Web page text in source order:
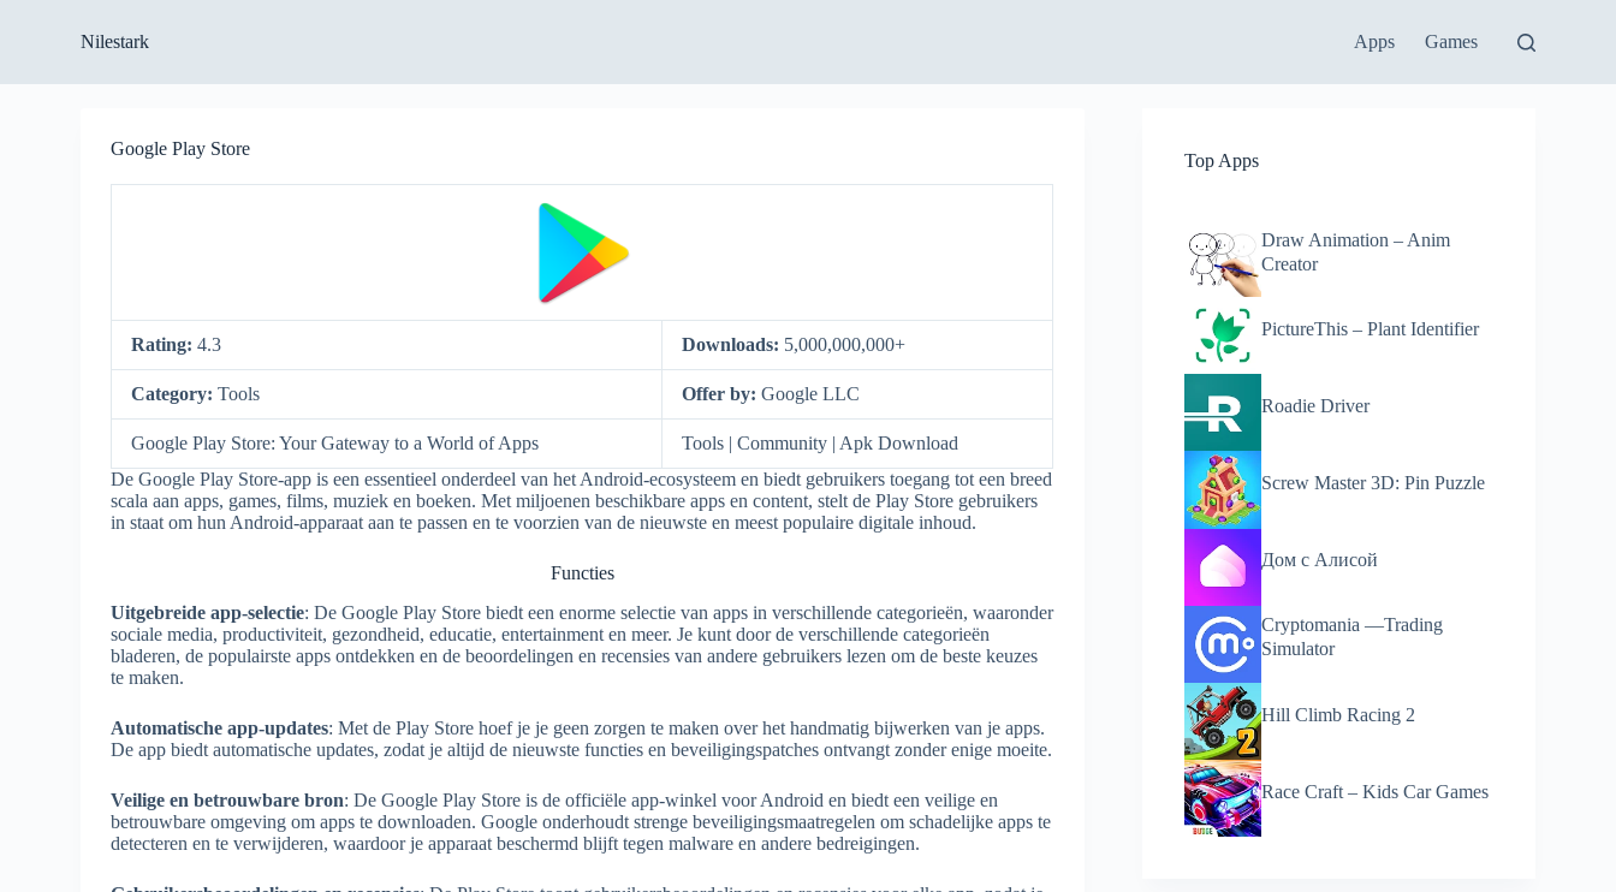
p
Nilestark Apps Games
Google Play Store
Rating:4.3 Downloads: 5,000,000,000+
Category:Tools Offer by:Google LLC
Google Play Store: Your Gateway to a World of Apps
Tools | Community | Apk Download
De Google Play Store-app is een essentieel onderdeel van het Android-ecosysteem en biedt gebruikers toegang tot een breed
scala aan apps, games, films, muziek en boeken. Met miljoenen beschikbare apps en content, stelt de Play Store gebruikers
in staat om hun Android-apparaat aan te passen en te voorzien van de nieuwste en meest populaire digitale inhoud.
Functies
Uitgebreide app-selectie: De Google Play Store biedt een enorme selectie van apps in verschillende categorieën, waaronder
sociale media, productiviteit, gezondheid, educatie, entertainment en meer. Je kunt door de verschillende categorieën
bladeren, de populairste apps ontdekken en de beoordelingen en recensies van andere gebruikers lezen om de beste keuzes
te maken.
Automatische app-updates: Met de Play Store hoef je je geen zorgen te maken over het handmatig bijwerken van je apps.
De app biedt automatische updates, zodat je altijd de nieuwste functies en beveiligingspatches ontvangt zonder enige moeite.
Veilige en betrouwbare bron: De Google Play Store is de officiële app-winkel voor Android en biedt een veilige en
betrouwbare omgeving om apps te downloaden. Google onderhoudt strenge beveiligingsmaatregelen om schadelijke apps te
detecteren en te verwijderen, waardoor je apparaat beschermd blijft tegen malware en andere bedreigingen.
Top Apps
Draw Animation – Anim
Creator
PictureThis – Plant Identifier
Roadie Driver
Screw Master 3D: Pin Puzzle
Дом с Алисой
Cryptomania —Trading
Simulator
Hill Climb Racing 2
Race Craft – Kids Car Games